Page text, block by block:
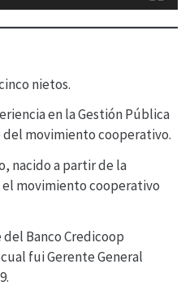
nietos.
en la Gestión Pública
movimiento cooperativo.
nacido a partir de la
movimiento cooperativo
del Banco Credicoop
fui Gerente General